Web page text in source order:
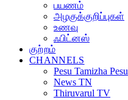
பயணம்
அழகுக்குறிப்புகள்
உணவு
ஃபிட்னஸ்
குற்றம்
CHANNELS
Pesu Tamizha Pesu
News TN
Thiruvarul TV